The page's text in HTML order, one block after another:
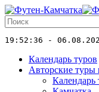
19:52:36 -
Календарь туров
Авторские туры
Календарь